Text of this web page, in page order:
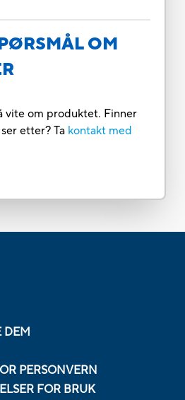
OM
vite om produktet. Finner
etter? Ta kontakt med
DEM
PERSONVERN
FOR BRUK